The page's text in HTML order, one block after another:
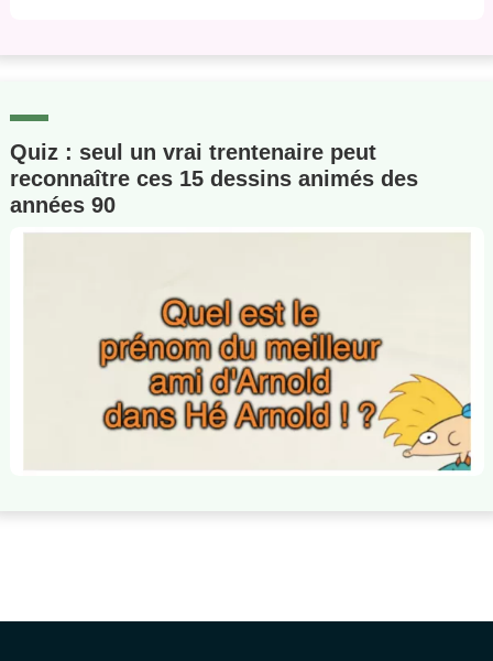
Quiz : seul un vrai trentenaire peut
reconnaître ces 15 dessins animés des
années 90